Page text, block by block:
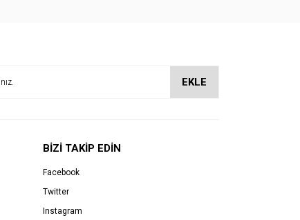
EKLE
BİZİ TAKİP EDİN
Facebook
Twitter
Instagram